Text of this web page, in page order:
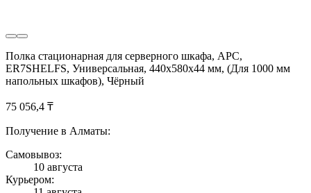
Полка стационарная для серверного шкафа, APC,
ER7SHELFS, Универсальная, 440х580х44 мм, (Для 1000 мм
напольных шкафов), Чёрный
75 056,4 ₸
Получение в Алматы:
Самовывоз:
10 августа
Курьером: